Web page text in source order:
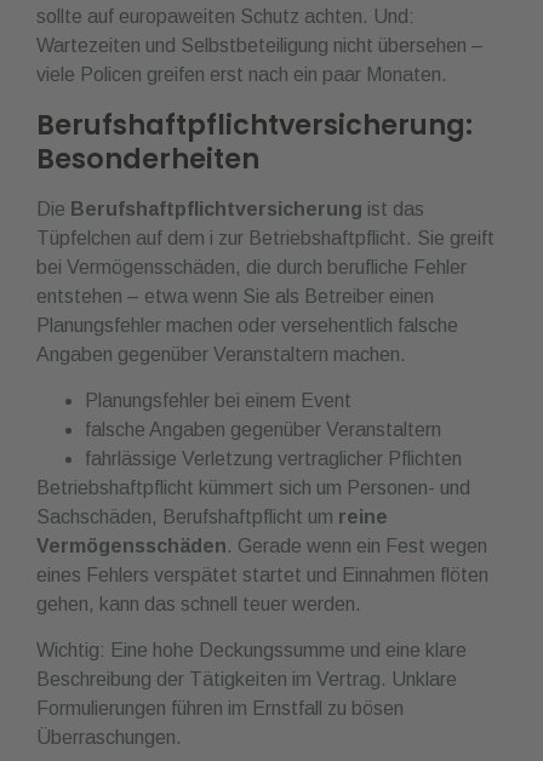
sollte auf europaweiten Schutz achten. Und:
Wartezeiten und Selbstbeteiligung nicht übersehen –
viele Policen greifen erst nach ein paar Monaten.
Berufshaftpflichtversicherung:
Besonderheiten
Die Berufshaftpflichtversicherung ist das
Tüpfelchen auf dem i zur Betriebshaftpflicht. Sie greift
bei Vermögensschäden, die durch berufliche Fehler
entstehen – etwa wenn Sie als Betreiber einen
Planungsfehler machen oder versehentlich falsche
Angaben gegenüber Veranstaltern machen.
Planungsfehler bei einem Event
falsche Angaben gegenüber Veranstaltern
fahrlässige Verletzung vertraglicher Pflichten
Betriebshaftpflicht kümmert sich um Personen- und
Sachschäden, Berufshaftpflicht um reine
Vermögensschäden. Gerade wenn ein Fest wegen
eines Fehlers verspätet startet und Einnahmen flöten
gehen, kann das schnell teuer werden.
Wichtig: Eine hohe Deckungssumme und eine klare
Beschreibung der Tätigkeiten im Vertrag. Unklare
Formulierungen führen im Ernstfall zu bösen
Überraschungen.